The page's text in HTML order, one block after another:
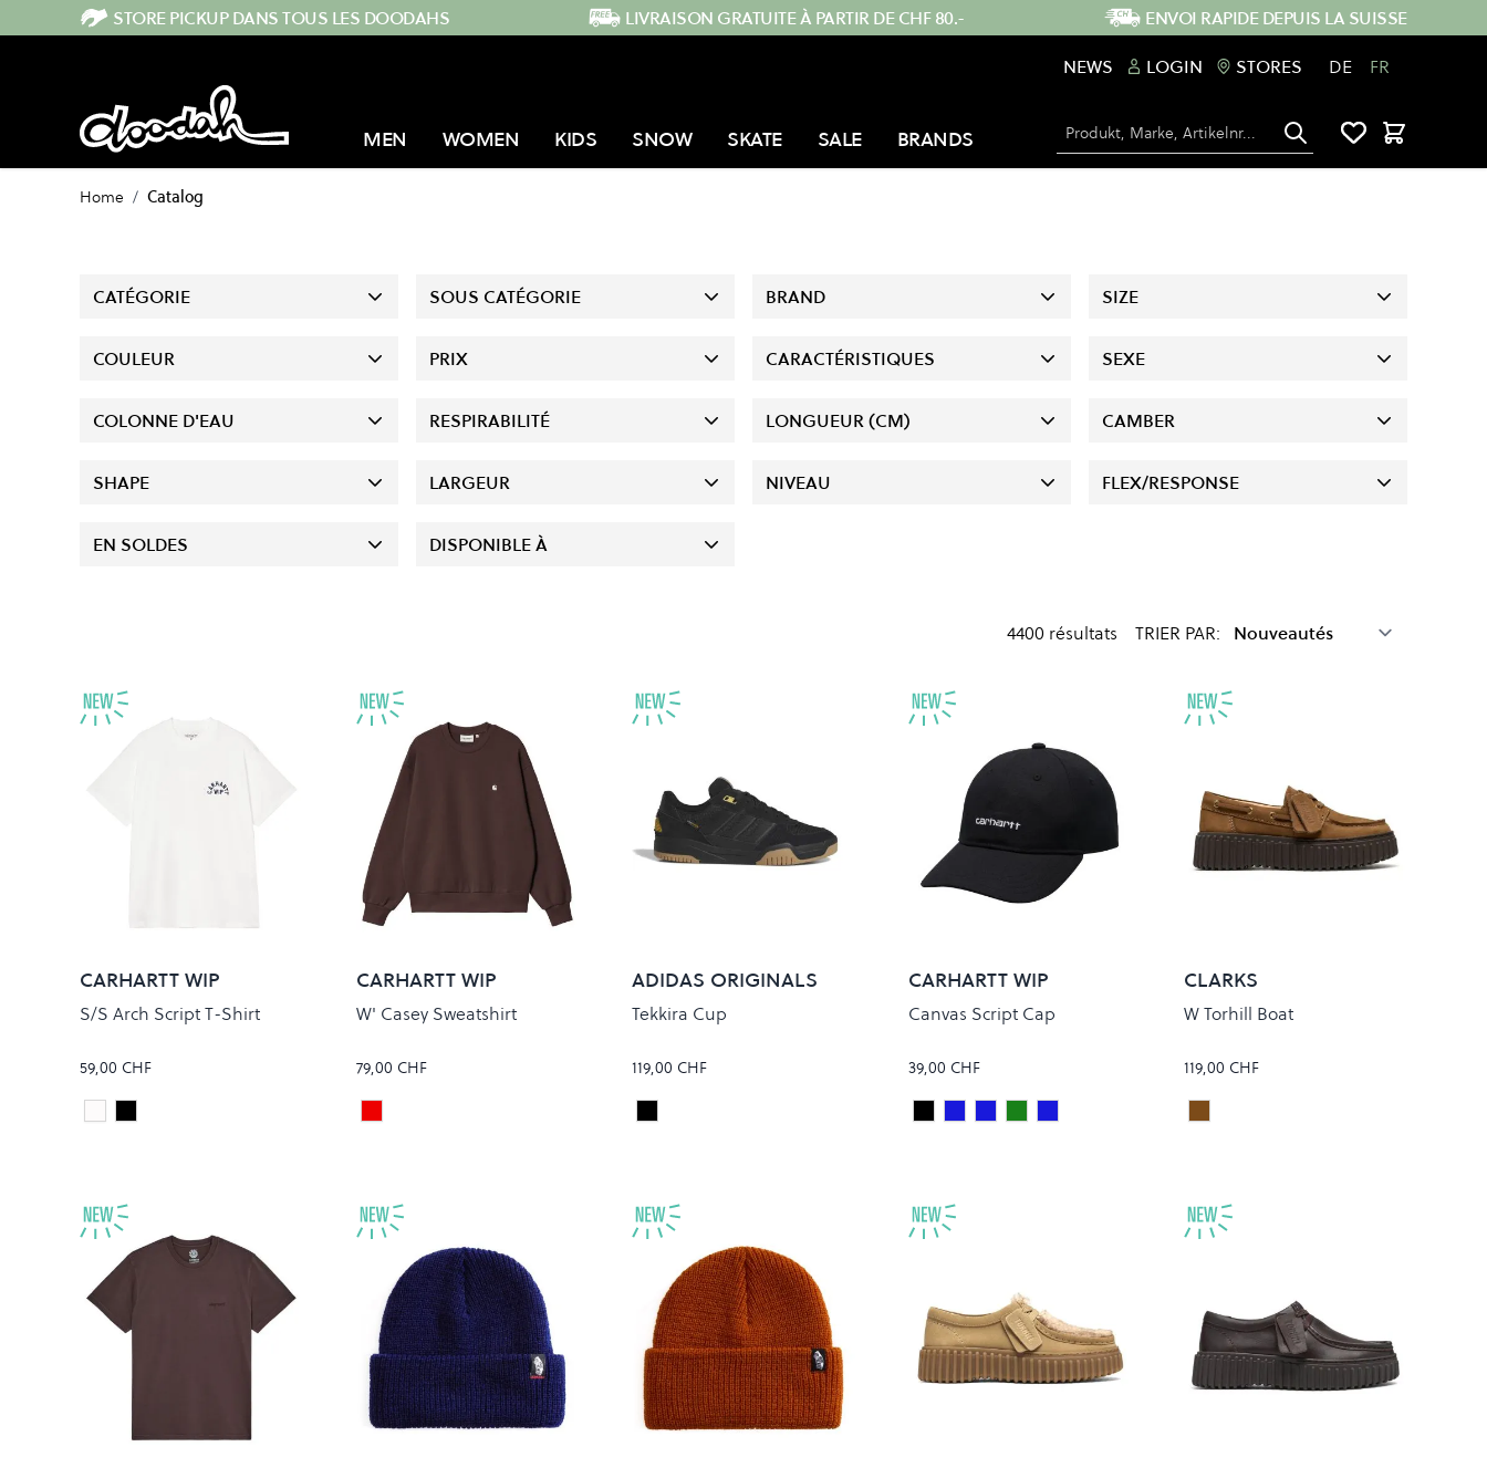
Skip to ContentSTORE PICKUP DANS TOUS LES DOODAHS LIVRAISON GRATUITE À PARTIR DE CHF 80.-
ENVOI RAPIDE DEPUIS LA SUISSE
NEWS
LOGIN STORES DE FR
MEN WOMEN KIDS SNOW SKATE SALE BRANDS Chercher Panier
Home / Catalog
CATÉGORIE SOUS CATÉGORIE BRAND SIZE
COULEUR PRIX CARACTÉRISTIQUES SEXE
COLONNE D'EAU RESPIRABILITÉ LONGUEUR (CM) CAMBER
SHAPE LARGEUR NIVEAU FLEX/RESPONSE
EN SOLDES DISPONIBLE À
4400 résultats TRIER PAR:
CARHARTT WIP
S/S Arch Script T-Shirt
59,00 CHF
Colour
White/Dark Navy
BLACK/WIP H BROWN
CARHARTT WIP
W' Casey Sweatshirt
79,00 CHF
Colour
PALISANDER/SILVER
ADIDAS ORIGINALS
Tekkira Cup
119,00 CHF
Colour
CARBON/CARBON
CARHARTT WIP
Canvas Script Cap
39,00 CHF
Colour
Black/White
JUPITER/WHITE
DEEP NIGHT/GENTLE GREEN
LEAF/TOURMALINE
DARK NAVY/DARK SCARAB
CLARKS
W Torhill Boat
119,00 CHF
Colour
WALNUT NUBUK